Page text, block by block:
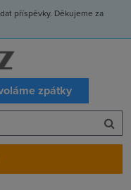
příspěvky. Děkujeme za
zpátky